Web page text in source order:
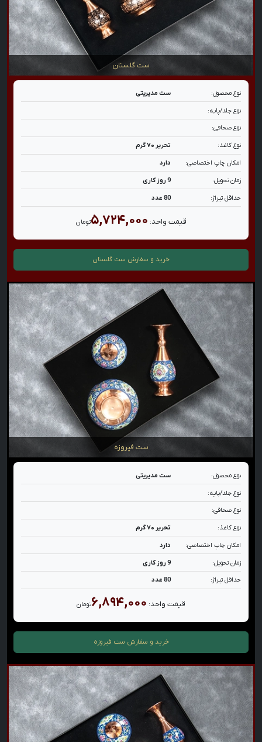
ست گلستان
نوع محصول: ست مدیریتی
نوع جلد/پایه:
نوع صحافی:
نوع کاغذ: تحریر ۷۰ گرم
امکان چاپ اختصاصی: دارد
زمان تحویل: 9 روز کاری
حداقل تیراژ: 80 عدد
قیمت واحد: ۵,۷۲۴,۰۰۰تومان
خرید و سفارش ست گلستان
ست فیروزه
نوع محصول: ست مدیریتی
نوع جلد/پایه:
نوع صحافی:
نوع کاغذ: تحریر ۷۰ گرم
امکان چاپ اختصاصی: دارد
زمان تحویل: 9 روز کاری
حداقل تیراژ: 80 عدد
قیمت واحد: ۶,۸۹۴,۰۰۰تومان
خرید و سفارش ست فیروزه